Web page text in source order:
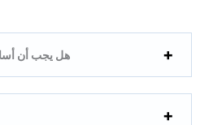
هل يجب أن